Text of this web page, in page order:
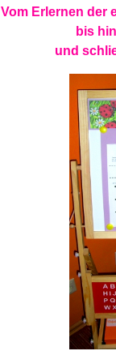
Vom Erlernen der
bis
und